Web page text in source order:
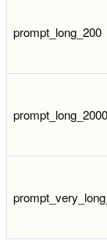
prompt_long_200
prompt_long_2000